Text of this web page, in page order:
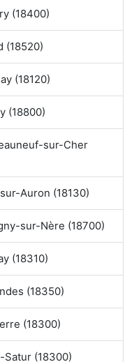
(18400)
(18520)
(18120)
(18800)
sur-Cher
Auron (18130)
sur-Nère (18700)
(18310)
(18350)
(18300)
(18300)